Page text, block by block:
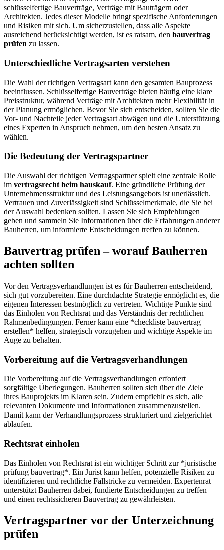
schlüsselfertige Bauverträge, Verträge mit Bauträgern oder
Architekten. Jedes dieser Modelle bringt spezifische Anforderungen
und Risiken mit sich. Um sicherzustellen, dass alle Aspekte
ausreichend berücksichtigt werden, ist es ratsam, den bauvertrag
prüfen zu lassen.
Unterschiedliche Vertragsarten verstehen
Die Wahl der richtigen Vertragsart kann den gesamten Bauprozess
beeinflussen. Schlüsselfertige Bauverträge bieten häufig eine klare
Preisstruktur, während Verträge mit Architekten mehr Flexibilität in
der Planung ermöglichen. Bevor Sie sich entscheiden, sollten Sie die
Vor- und Nachteile jeder Vertragsart abwägen und die Unterstützung
eines Experten in Anspruch nehmen, um den besten Ansatz zu
wählen.
Die Bedeutung der Vertragspartner
Die Auswahl der richtigen Vertragspartner spielt eine zentrale Rolle
im vertragsrecht beim hauskauf. Eine gründliche Prüfung der
Unternehmensstruktur und des Leistungsangebots ist unerlässlich.
Vertrauen und Zuverlässigkeit sind Schlüsselmerkmale, die Sie bei
der Auswahl bedenken sollten. Lassen Sie sich Empfehlungen
geben und sammeln Sie Informationen über die Erfahrungen anderer
Bauherren, um informierte Entscheidungen treffen zu können.
Bauvertrag prüfen – worauf Bauherren
achten sollten
Vor den Vertragsverhandlungen ist es für Bauherren entscheidend,
sich gut vorzubereiten. Eine durchdachte Strategie ermöglicht es, die
eigenen Interessen bestmöglich zu vertreten. Wichtige Punkte sind
das Einholen von Rechtsrat und das Verständnis der rechtlichen
Rahmenbedingungen. Ferner kann eine *checkliste bauvertrag
erstellen* helfen, strategisch vorzugehen und wichtige Aspekte im
Auge zu behalten.
Vorbereitung auf die Vertragsverhandlungen
Die Vorbereitung auf die Vertragsverhandlungen erfordert
sorgfältige Überlegungen. Bauherren sollten sich über die Ziele
ihres Bauprojekts im Klaren sein. Zudem empfiehlt es sich, alle
relevanten Dokumente und Informationen zusammenzustellen.
Damit kann der Verhandlungsprozess strukturiert und zielgerichtet
ablaufen.
Rechtsrat einholen
Das Einholen von Rechtsrat ist ein wichtiger Schritt zur *juristische
prüfung bauvertrag*. Ein Jurist kann helfen, potenzielle Risiken zu
identifizieren und rechtliche Fallstricke zu vermeiden. Expertenrat
unterstützt Bauherren dabei, fundierte Entscheidungen zu treffen
und einen rechtssicheren Bauvertrag zu gewährleisten.
Vertragspartner vor der Unterzeichnung
prüfen